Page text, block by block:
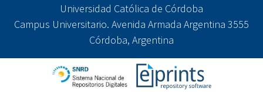
Universidad Católica de Córdoba
Campus Universitario. Avenida Armada Argentina 3555
Córdoba, Argentina